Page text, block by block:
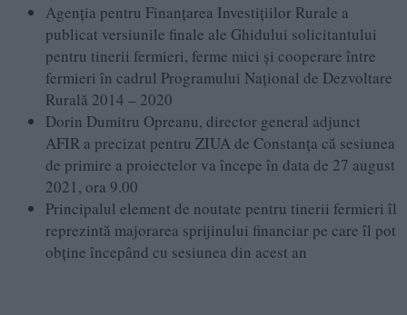
Agenția pentru Finanțarea Investițiilor Rurale a
publicat versiunile finale ale Ghidului solicitantului
pentru tinerii fermieri, ferme mici și cooperare între
fermieri în cadrul Programului Național de Dezvoltare
Rurală 2014 – 2020
Dorin Dumitru Opreanu, director general adjunct
AFIR a precizat pentru ZIUA de Constanța că sesiunea
de primire a proiectelor va începe în data de 27 august
2021, ora 9.00
Principalul element de noutate pentru tinerii fermieri îl
reprezintă majorarea sprijinului financiar pe care îl pot
obține începând cu sesiunea din acest an